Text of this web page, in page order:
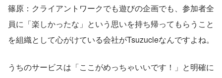
篠原：クライアントワークでも遊びの企画でも、参加者全
員に「楽しかったな」という思いを持ち帰ってもらうこと
を組織として心がけている会社がTsuzucleなんですよね。
うちのサービスは「ここがめっちゃいいです！」と明確に